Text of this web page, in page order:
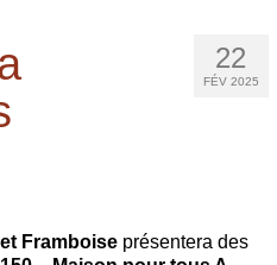
22
FÉV 2025
Framboise présentera des